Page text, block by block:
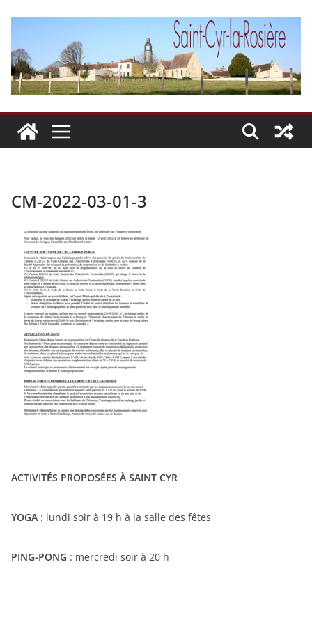
contenu
CM-2022-03-01-3
ACTIVITÉS PROPOSÉES À SAINT CYR
YOGA : lundi soir à 19 h à la salle des fêtes
PING-PONG : mercredi soir à 20 h